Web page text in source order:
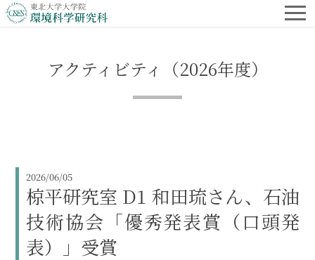
アクティビティ（2026年度）
2026/06/05
椋平研究室 D1 和田琉さん、石油
技術協会「優秀発表賞（口頭発
表）」受賞